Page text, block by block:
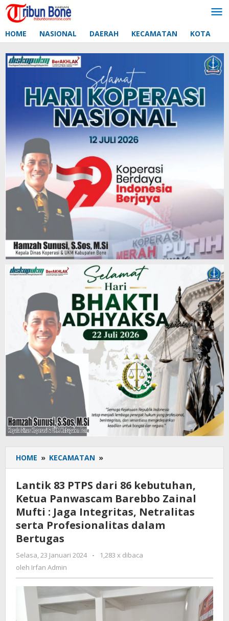
Lewati
ke
HOME NASIONAL DAERAH KECAMATAN KOTA
HOME » KECAMATAN »
83
PTPS
dari
86
kebutuhan,
Ketua
Zainal
:
Jaga
Integritas,
Netralitas
Lantik 83 PTPS dari 86 kebutuhan,
Ketua Panwascam Barebbo Zainal
Mufti : Jaga Integritas, Netralitas
serta Profesionalitas dalam
Bertugas
Selasa, 23 Januari 2024
oleh
-
1,283 x dibaca
oleh Irfan Admin